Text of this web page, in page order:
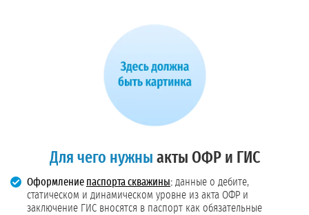
Для чего нужны акты ОФР и ГИС
Оформление паспорта скважины: данные о дебите,
статическом и динамическом уровне из акта ОФР и
заключение ГИС вносятся в паспорт как обязательные